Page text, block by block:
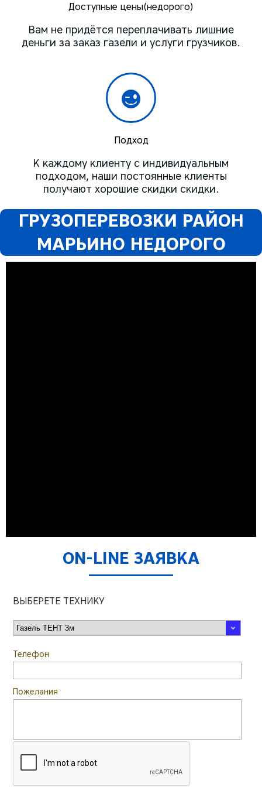
Доступные цены(недорого)
Вам не придётся переплачивать лишние
деньги за заказ газели и услуги грузчиков.
Подход
К каждому клиенту с индивидуальным
подходом, наши постоянные клиенты
получают хорошие скидки скидки.
ГРУЗОПЕРЕВОЗКИ РАЙОН
МАРЬИНО НЕДОРОГО
ON-LINE ЗАЯВКА
ВЫБЕРЕТЕ ТЕХНИКУ
Телефон
Пожелания